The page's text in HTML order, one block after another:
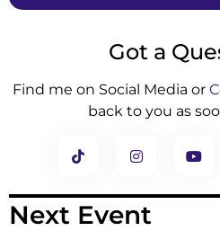
Got a
Find me on Social Media or
back to you as
Next Event